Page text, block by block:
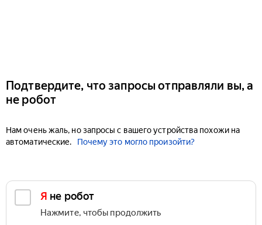
Подтвердите, что запросы отправляли вы, а
не робот
Нам очень жаль, но запросы с вашего устройства похожи на
автоматические.
Почему это могло произойти?
Я не робот
Нажмите, чтобы продолжить